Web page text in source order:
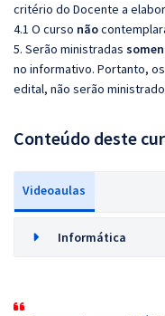
critério do Docente a
4.1 O curso não
5. Serão ministradas
no informativo. Portanto,
edital, não serão
Conteúdo deste
Videoaulas
Informática